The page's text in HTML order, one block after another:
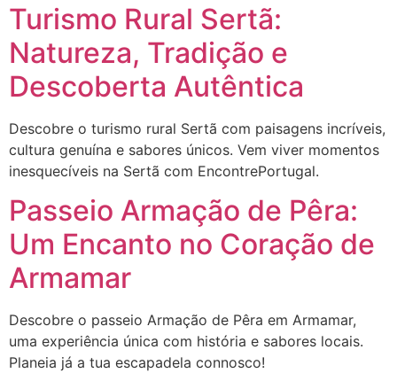
Turismo Rural Sertã:
Natureza, Tradição e
Descoberta Autêntica
Descobre o turismo rural Sertã com paisagens incríveis,
cultura genuína e sabores únicos. Vem viver momentos
inesquecíveis na Sertã com EncontrePortugal.
Passeio Armação de Pêra:
Um Encanto no Coração de
Armamar
Descobre o passeio Armação de Pêra em Armamar,
uma experiência única com história e sabores locais.
Planeia já a tua escapadela connosco!